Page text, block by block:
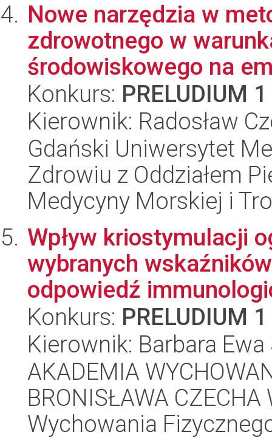
Nowe narzędzia w
zdrowotnego w
środowiskowego na
Konkurs: PRELUDIUM 1
Kierownik: Radosław
Gdański Uniwersytet
Zdrowiu z Oddziałem
Medycyny Morskiej i
Wpływ kriostymulacji
wybranych
odpowiedź
Konkurs: PRELUDIUM 1
Kierownik: Barbara
AKADEMIA
BRONISŁAWA CZECHA
Wychowania